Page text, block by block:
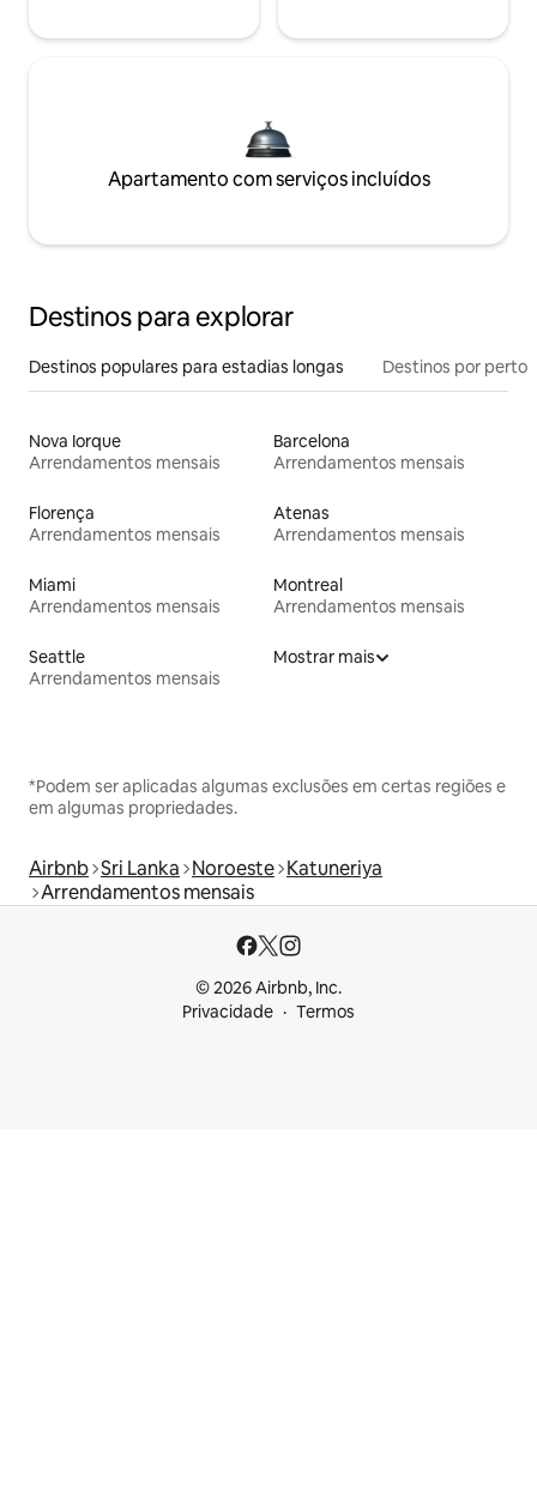
Apartamento com serviços incluídos
Destinos para explorar
Destinos populares para estadias longas Destinos por perto
Nova Iorque
Arrendamentos mensais
Barcelona
Arrendamentos mensais
Florença
Arrendamentos mensais
Atenas
Arrendamentos mensais
Miami
Arrendamentos mensais
Montreal
Arrendamentos mensais
Seattle
Arrendamentos mensais
Mostrar mais
*Podem ser aplicadas algumas exclusões em certas regiões e
em algumas propriedades.
Airbnb Sri Lanka Noroeste Katuneriya
Arrendamentos mensais
© 2026 Airbnb, Inc.
Privacidade
Termos